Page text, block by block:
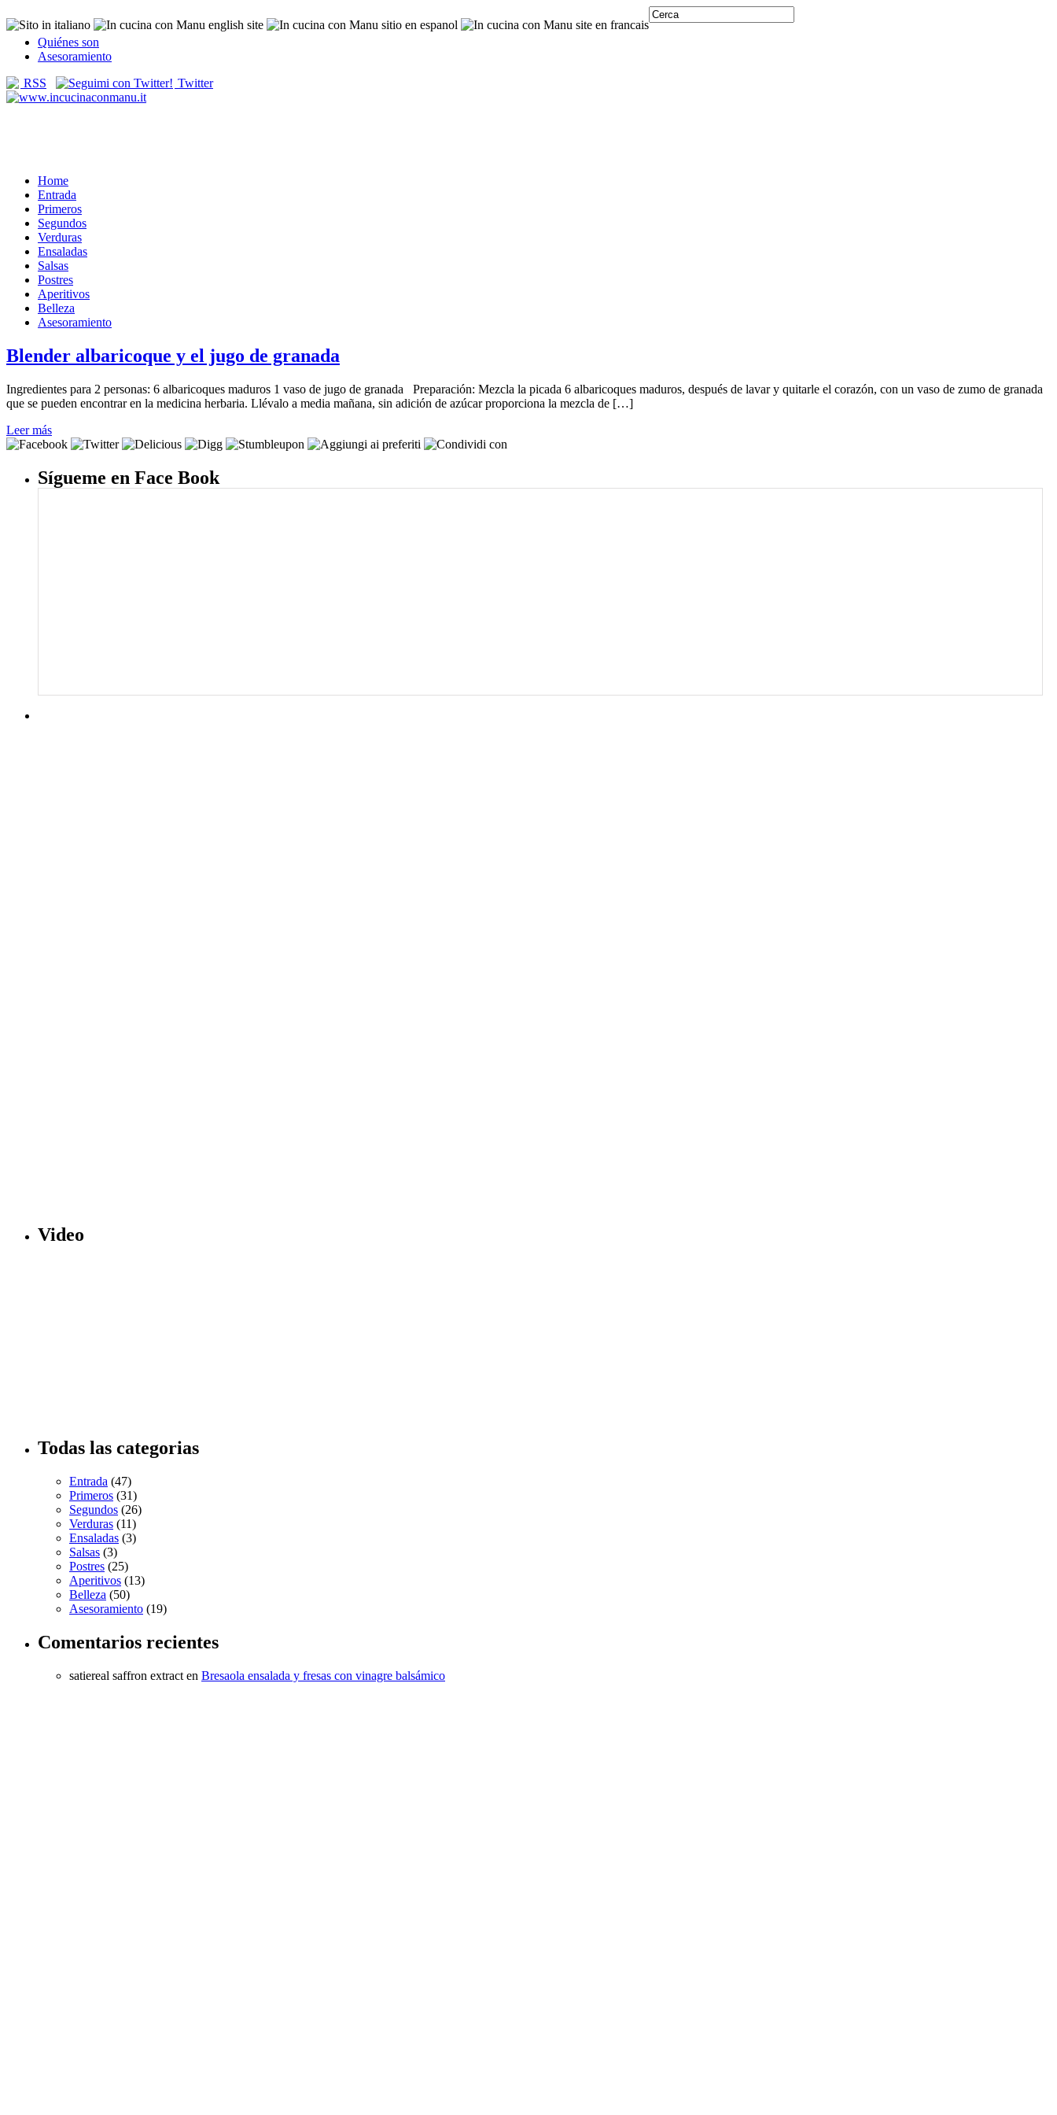
Quiénes son
Asesoramiento
RSS
Twitter
Home
Entrada
Primeros
Segundos
Verduras
Ensaladas
Salsas
Postres
Aperitivos
Belleza
Asesoramiento
Blender albaricoque y el jugo de granada
Ingredientes para 2 personas: 6 albaricoques maduros 1 vaso de jugo de granada Preparación: Mezcla la picada 6 albaricoques maduros, después de lavar y quitarle el corazón, con un vaso de zumo de granada
que se pueden encontrar en la medicina herbaria. Llévalo a media mañana, sin adición de azúcar proporciona la mezcla de […]
Leer más
Sígueme en Face Book
Video
Todas las categorias
Entrada (47)
Primeros (31)
Segundos (26)
Verduras (11)
Ensaladas (3)
Salsas (3)
Postres (25)
Aperitivos (13)
Belleza (50)
Asesoramiento (19)
Comentarios recientes
satiereal saffron extract en Bresaola ensalada y fresas con vinagre balsámico